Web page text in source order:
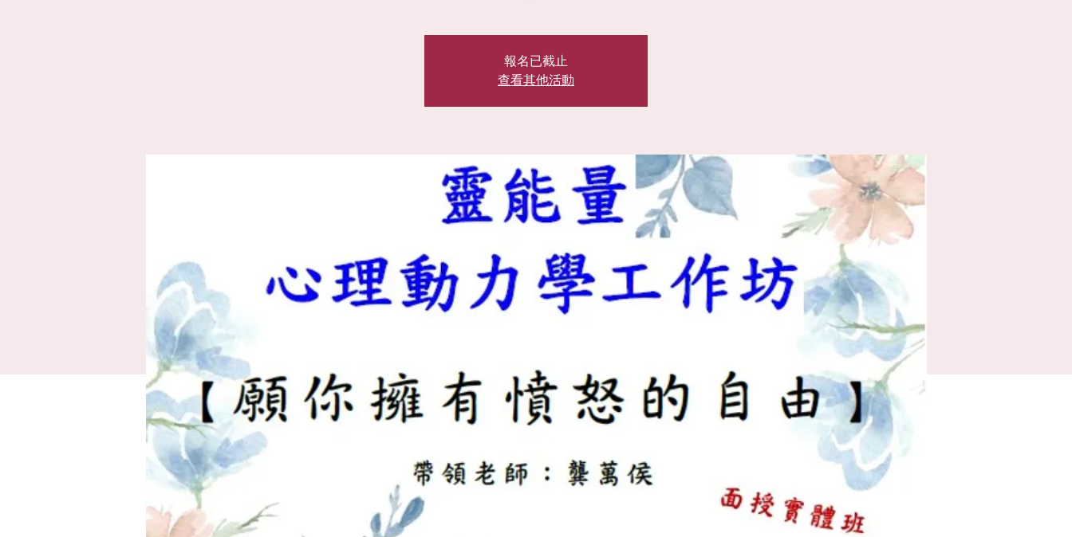
報名已截止
查看其他活動